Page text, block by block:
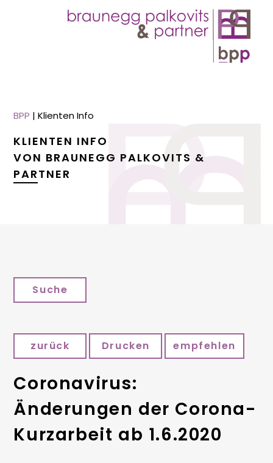
BPP |Klienten Info
KLIENTEN INFO
VON BRAUNEGG PALKOVITS &
PARTNER
Suche
zurück Drucken empfehlen
Coronavirus:
Änderungen der Corona-
Kurzarbeit ab 1.6.2020